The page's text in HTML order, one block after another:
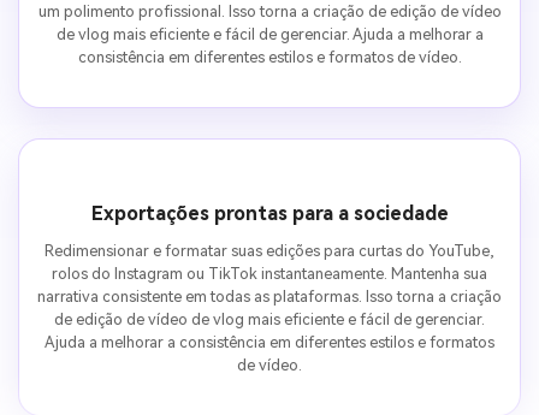
um polimento profissional. Isso torna a criação de edição de vídeo
de vlog mais eficiente e fácil de gerenciar. Ajuda a melhorar a
consistência em diferentes estilos e formatos de vídeo.
Exportações prontas para a sociedade
Redimensionar e formatar suas edições para curtas do YouTube,
rolos do Instagram ou TikTok instantaneamente. Mantenha sua
narrativa consistente em todas as plataformas. Isso torna a criação
de edição de vídeo de vlog mais eficiente e fácil de gerenciar.
Ajuda a melhorar a consistência em diferentes estilos e formatos
de vídeo.